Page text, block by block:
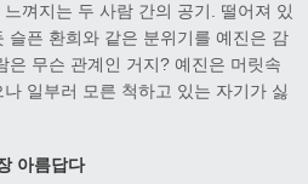
껴지는 두 사람 간의 공기. 떨어져 있
슬픈 환희와 같은 분위기를 예진은 감
은 무슨 관계인 거지? 예진은 머릿속
일부러 모른 척하고 있는 자기가 싫
아름답다